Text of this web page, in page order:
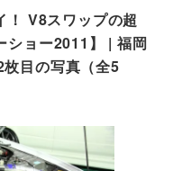
！ V8スワップの超
ショー2011】 | 福岡
目の写真（全5